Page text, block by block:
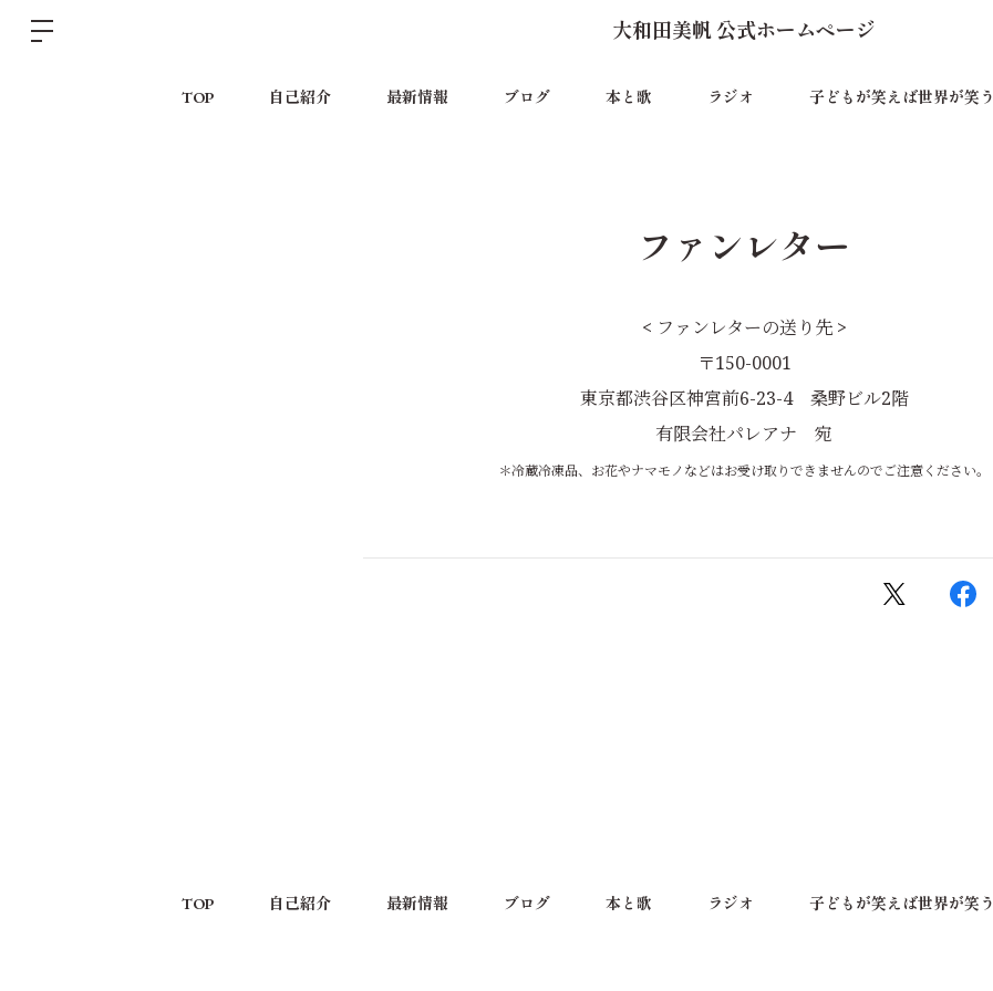
大和田美帆 公式ホームページ
TOP 自己紹介 最新情報 ブログ 本と歌 ラジオ 子どもが笑えば世界が笑う
ファンレター
< ファンレターの送り先 >
〒150-0001
東京都渋谷区神宮前6-23-4 桑野ビル2階
有限会社パレアナ 宛
＊冷蔵冷凍品、お花やナマモノなどはお受け取りできませんのでご注意ください。
TOP 自己紹介 最新情報 ブログ 本と歌 ラジオ 子どもが笑えば世界が笑う